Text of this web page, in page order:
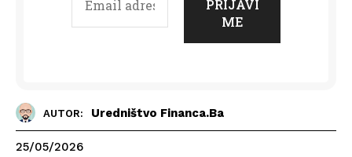
AUTOR: Uredništvo Financa.ba
25/05/2026